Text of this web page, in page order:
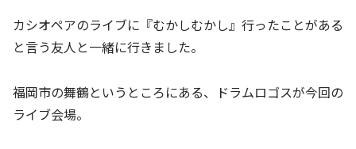
カシオペアのライブに『むかしむかし』行ったことがある
と言う友人と一緒に行きました。
福岡市の舞鶴というところにある、ドラムロゴスが今回の
ライブ会場。